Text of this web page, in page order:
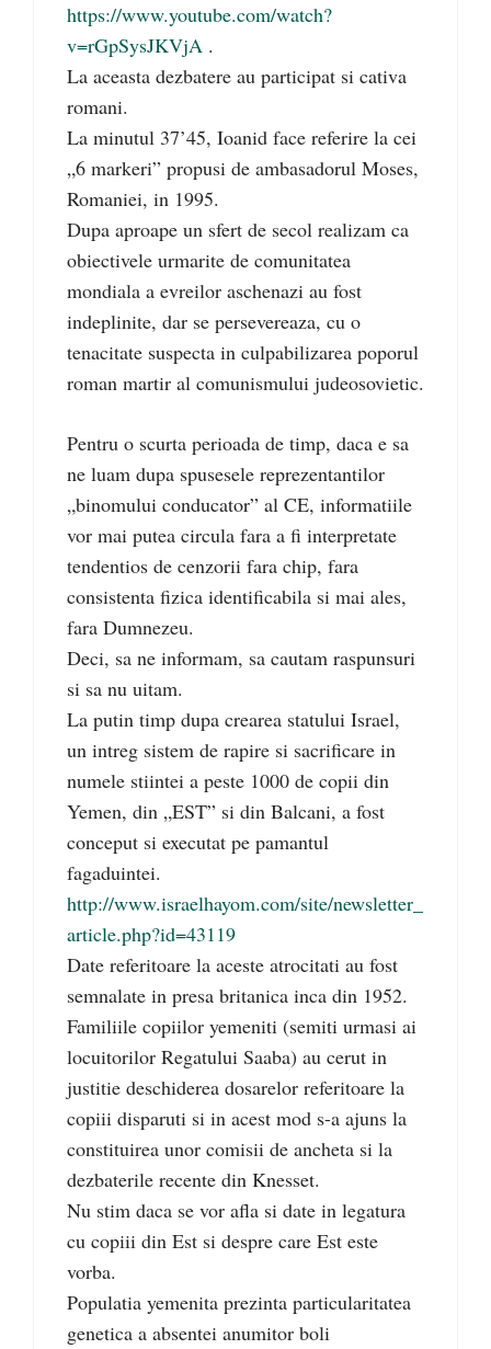
https://www.youtube.com/watch?
v=rGpSysJKVjA .
La aceasta dezbatere au participat si cativa
romani.
La minutul 37’45, Ioanid face referire la cei
„6 markeri” propusi de ambasadorul Moses,
Romaniei, in 1995.
Dupa aproape un sfert de secol realizam ca
obiectivele urmarite de comunitatea
mondiala a evreilor aschenazi au fost
indeplinite, dar se persevereaza, cu o
tenacitate suspecta in culpabilizarea poporul
roman martir al comunismului judeosovietic.
Pentru o scurta perioada de timp, daca e sa
ne luam dupa spusesele reprezentantilor
„binomului conducator” al CE, informatiile
vor mai putea circula fara a fi interpretate
tendentios de cenzorii fara chip, fara
consistenta fizica identificabila si mai ales,
fara Dumnezeu.
Deci, sa ne informam, sa cautam raspunsuri
si sa nu uitam.
La putin timp dupa crearea statului Israel,
un intreg sistem de rapire si sacrificare in
numele stiintei a peste 1000 de copii din
Yemen, din „EST” si din Balcani, a fost
conceput si executat pe pamantul
fagaduintei.
http://www.israelhayom.com/site/newsletter_
article.php?id=43119
Date referitoare la aceste atrocitati au fost
semnalate in presa britanica inca din 1952.
Familiile copiilor yemeniti (semiti urmasi ai
locuitorilor Regatului Saaba) au cerut in
justitie deschiderea dosarelor referitoare la
copiii disparuti si in acest mod s-a ajuns la
constituirea unor comisii de ancheta si la
dezbaterile recente din Knesset.
Nu stim daca se vor afla si date in legatura
cu copiii din Est si despre care Est este
vorba.
Populatia yemenita prezinta particularitatea
genetica a absentei anumitor boli